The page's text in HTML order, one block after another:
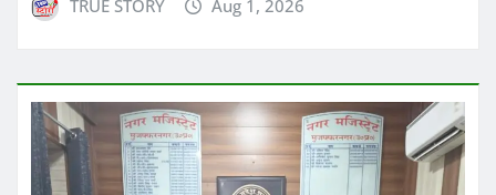
TRUE STORY Aug 1, 2026